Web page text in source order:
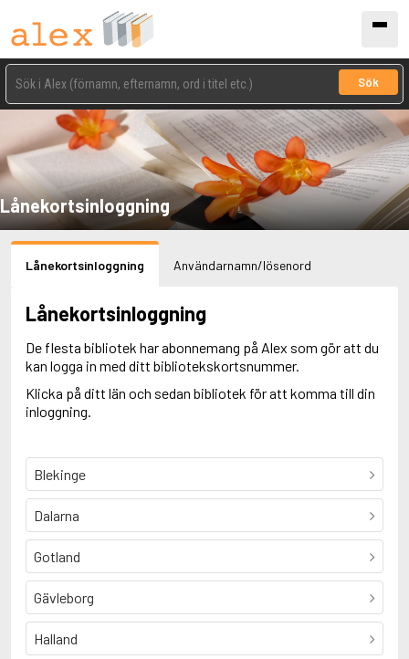
Sök
Lånekortsinloggning
Lånekortsinloggning Användarnamn/lösenord
Lånekortsinloggning
De flesta bibliotek har abonnemang på Alex som gör att du
kan logga in med ditt bibliotekskortsnummer.
Klicka på ditt län och sedan bibliotek för att komma till din
inloggning.
Blekinge
Dalarna
Gotland
Gävleborg
Halland